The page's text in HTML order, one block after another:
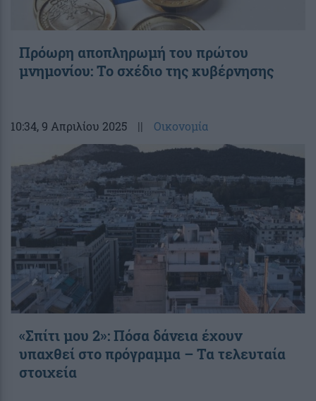
Πρόωρη αποπληρωμή του πρώτου
μνημονίου: Το σχέδιο της κυβέρνησης
10:34, 9 Απριλίου 2025 || Οικονομία
«Σπίτι μου 2»: Πόσα δάνεια έχουν
υπαχθεί στο πρόγραμμα – Τα τελευταία
στοιχεία